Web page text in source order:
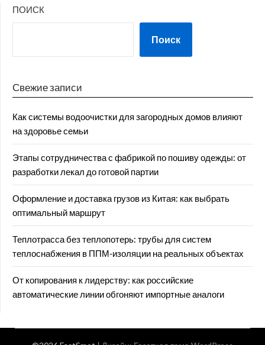
ПОИСК
Поиск
Свежие записи
Как системы водоочистки для загородных домов влияют
на здоровье семьи
Этапы сотрудничества с фабрикой по пошиву одежды: от
разработки лекал до готовой партии
Оформление и доставка грузов из Китая: как выбрать
оптимальный маршрут
Теплотрасса без теплопотерь: трубы для систем
теплоснабжения в ППМ‑изоляции на реальных объектах
От копирования к лидерству: как российские
автоматические линии обгоняют импортные аналоги